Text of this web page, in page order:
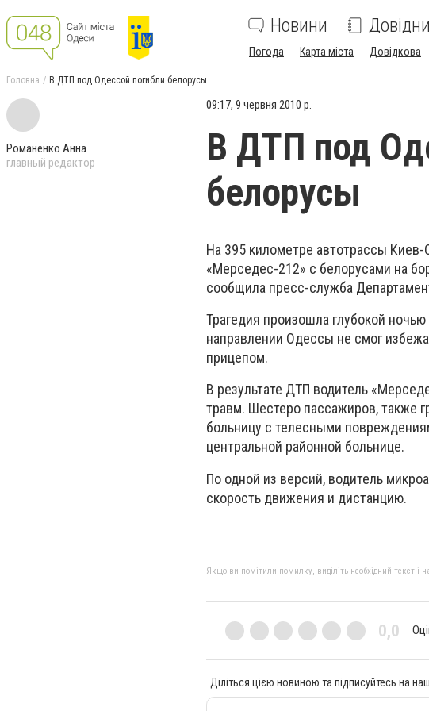
Новини
Погода Карта міста Довідкова
Головна В ДТП под Одессой погибли белорусы
Романенко Анна
главный редактор
09:17, 9 червня 2010 р.
В ДТП под
белорусы
На 395 километре автотрассы
«Мерседес-212» с белорусами на
сообщила пресс-служба
Трагедия произошла глубокой
направлении Одессы не смог
прицепом.
В результате ДТП водитель
травм. Шестеро пассажиров, также
больницу с телесными
центральной районной больнице.
По одной из версий, водитель
скорость движения и дистанцию.
Якщо ви помітили помилку, виділіть необхідний текст і
0,0
Діліться цією новиною та підписуйтесь на